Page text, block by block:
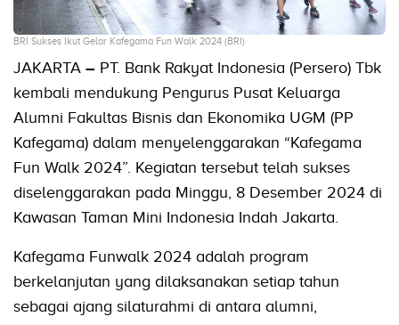
BRI Sukses Ikut Gelar Kafegama Fun Walk 2024 (BRI)
JAKARTA – PT. Bank Rakyat Indonesia (Persero) Tbk
kembali mendukung Pengurus Pusat Keluarga
Alumni Fakultas Bisnis dan Ekonomika UGM (PP
Kafegama) dalam menyelenggarakan “Kafegama
Fun Walk 2024”. Kegiatan tersebut telah sukses
diselenggarakan pada Minggu, 8 Desember 2024 di
Kawasan Taman Mini Indonesia Indah Jakarta.
Kafegama Funwalk 2024 adalah program
berkelanjutan yang dilaksanakan setiap tahun
sebagai ajang silaturahmi di antara alumni,